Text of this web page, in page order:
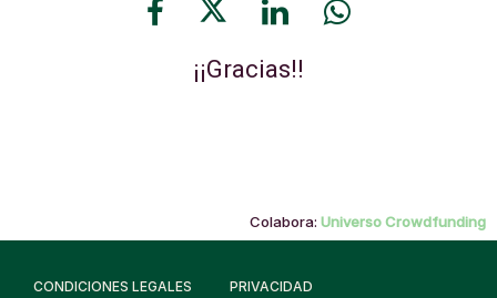
¡¡Gracias!!
Colabora: Universo Crowdfunding
CONDICIONES LEGALES PRIVACIDAD